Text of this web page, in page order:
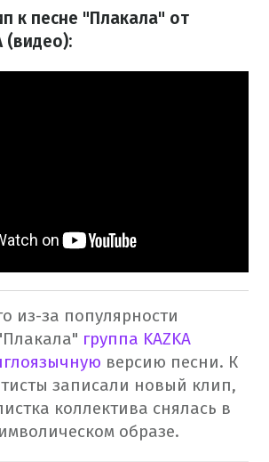
к песне "Плакала" от
(видео):
из-за популярности
группа KAZKA
версию песни. К
записали новый клип,
коллектива снялась в
образе.